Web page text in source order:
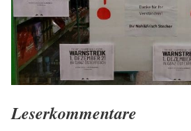
Leserkommentare